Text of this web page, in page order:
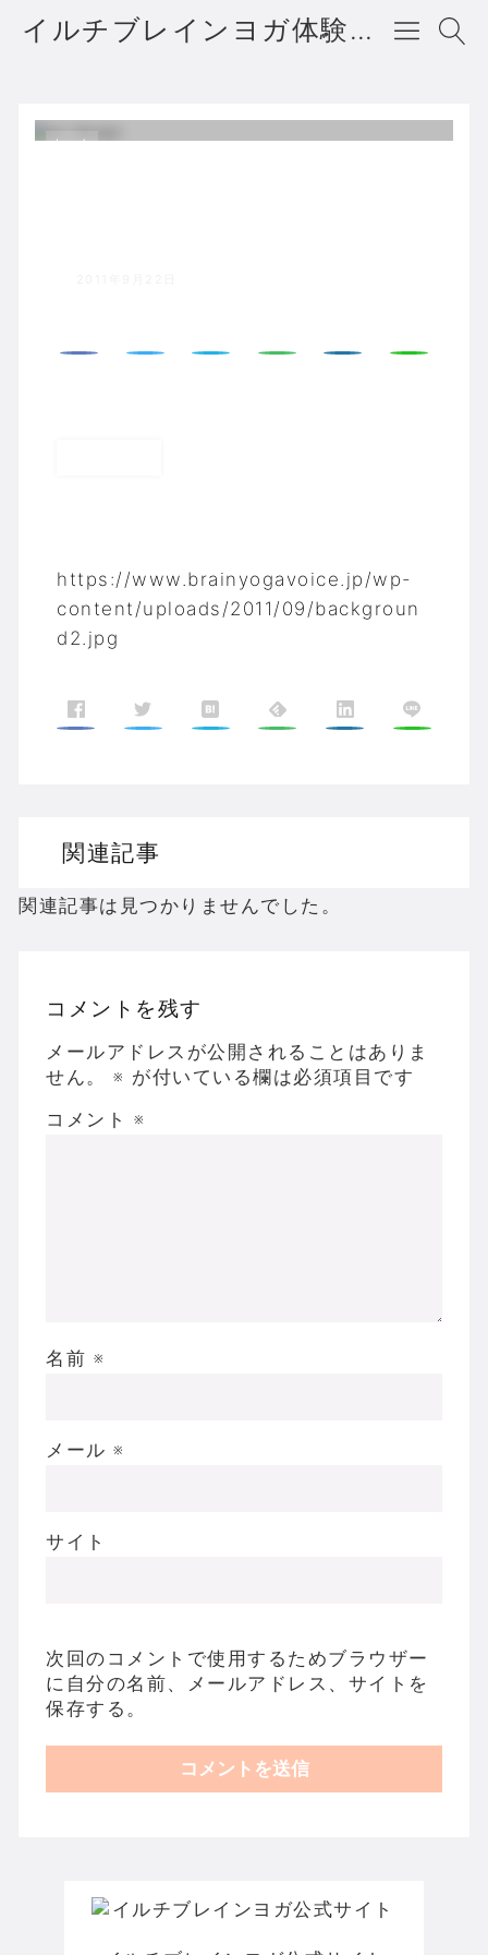
イルチブレインヨガ体験者の声・口コミ・評判
ホーム
https://www.brainyogavoice.jp/wp-
content/uploads/2011/09/backgroun
d2.jpg
関連記事
関連記事は見つかりませんでした。
コメントを残す
メールアドレスが公開されることはありま
せん。
※ が付いている欄は必須項目です
コメント ※
名前 ※
メール ※
サイト
次回のコメントで使用するためブラウザー
に自分の名前、メールアドレス、サイトを
保存する。